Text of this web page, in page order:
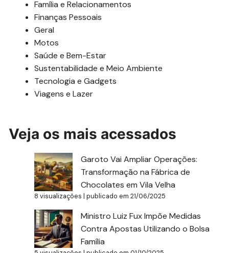
Família e Relacionamentos
Finanças Pessoais
Geral
Motos
Saúde e Bem-Estar
Sustentabilidade e Meio Ambiente
Tecnologia e Gadgets
Viagens e Lazer
Veja os mais acessados
Garoto Vai Ampliar Operações:
Transformação na Fábrica de
Chocolates em Vila Velha
8 visualizações |publicado em 21/06/2025
Ministro Luiz Fux Impõe Medidas
Contra Apostas Utilizando o Bolsa
Família